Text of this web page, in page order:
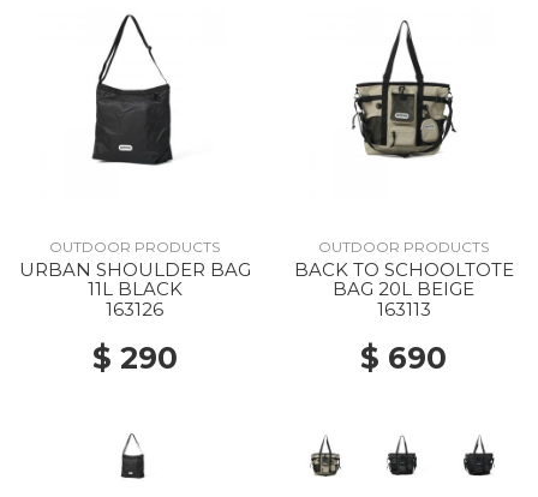
OUTDOOR PRODUCTS
URBAN SHOULDER BAG
11L BLACK
163126
$ 290
OUTDOOR PRODUCTS
BACK TO SCHOOLTOTE
BAG 20L BEIGE
163113
$ 690